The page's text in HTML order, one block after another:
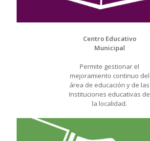
Centro Educativo
Municipal
Permite gestionar el
mejoramiento continuo del
área de educación y de las
Instituciones educativas de
la localidad.